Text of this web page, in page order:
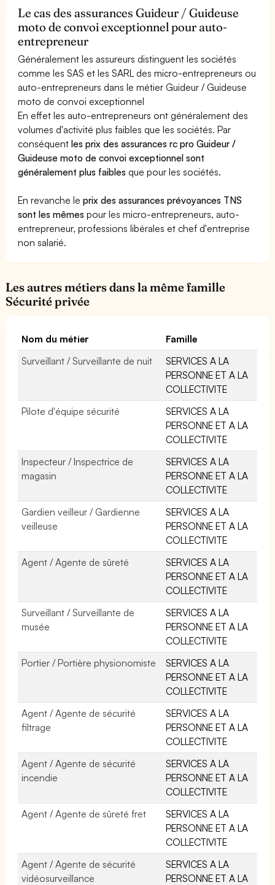
Le cas des assurances Guideur / Guideuse
moto de convoi exceptionnel pour auto-
entrepreneur
Généralement les assureurs distinguent les sociétés
comme les SAS et les SARL des micro-entrepreneurs ou
auto-entrepreneurs dans le métier Guideur / Guideuse
moto de convoi exceptionnel
En effet les auto-entrepreneurs ont généralement des
volumes d'activité plus faibles que les sociétés. Par
conséquentles prix des assurances rc pro Guideur /
Guideuse moto de convoi exceptionnel sont
généralement plus faibles que pour les sociétés.
En revanche leprix des assurances prévoyances TNS
sont les mêmes pour les micro-entrepreneurs, auto-
entrepreneur, professions libérales et chef d'entreprise
non salarié.
Les autres métiers dans la même famille
Sécurité privée
Nom du métier
Famille
Surveillant / Surveillante de nuit
SERVICES A LA
PERSONNE ET A LA
COLLECTIVITE
Pilote d'équipe sécurité
SERVICES A LA
PERSONNE ET A LA
COLLECTIVITE
Inspecteur / Inspectrice de
magasin
SERVICES A LA
PERSONNE ET A LA
COLLECTIVITE
Gardien veilleur / Gardienne
veilleuse
SERVICES A LA
PERSONNE ET A LA
COLLECTIVITE
Agent / Agente de sûreté
SERVICES A LA
PERSONNE ET A LA
COLLECTIVITE
Surveillant / Surveillante de
musée
SERVICES A LA
PERSONNE ET A LA
COLLECTIVITE
Portier / Portière physionomiste
SERVICES A LA
PERSONNE ET A LA
COLLECTIVITE
Agent / Agente de sécurité
filtrage
SERVICES A LA
PERSONNE ET A LA
COLLECTIVITE
Agent / Agente de sécurité
incendie
SERVICES A LA
PERSONNE ET A LA
COLLECTIVITE
Agent / Agente de sûreté fret
SERVICES A LA
PERSONNE ET A LA
COLLECTIVITE
Agent / Agente de sécurité
vidéosurveillance
SERVICES A LA
PERSONNE ET A LA